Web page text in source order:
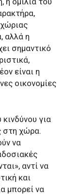
αλλά η
σημαντικό
είναι η
οικονομίες
για
στη χώρα.
να
αντί να
και
μπορεί να